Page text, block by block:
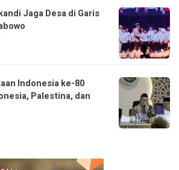
Jaga Desa di Garis
Indonesia ke-80
Palestina, dan